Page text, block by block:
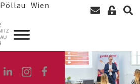
Pöllau Wien